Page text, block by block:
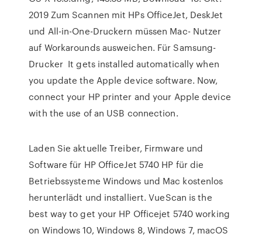
2019 Zum Scannen mit HPs OfficeJet, DeskJet
und All-in-One-Druckern müssen Mac- Nutzer
auf Workarounds ausweichen. Für Samsung-
Drucker It gets installed automatically when
you update the Apple device software. Now,
connect your HP printer and your Apple device
with the use of an USB connection.
Laden Sie aktuelle Treiber, Firmware und
Software für HP OfficeJet 5740 HP für die
Betriebssysteme Windows und Mac kostenlos
herunterlädt und installiert. VueScan is the
best way to get your HP Officejet 5740 working
on Windows 10, Windows 8, Windows 7, macOS